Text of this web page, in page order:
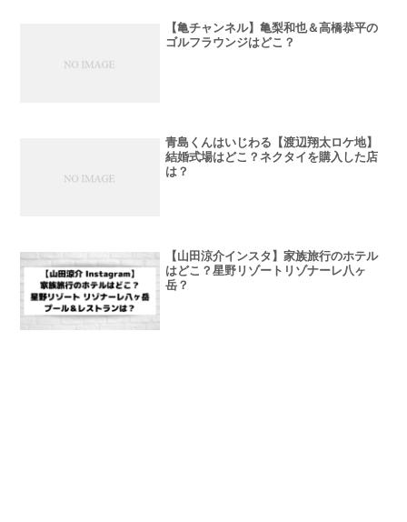
【亀チャンネル】亀梨和也＆高橋恭平の
ゴルフラウンジはどこ？
青島くんはいじわる【渡辺翔太ロケ地】
結婚式場はどこ？ネクタイを購入した店
は？
【山田涼介インスタ】家族旅行のホテル
はどこ？星野リゾートリゾナーレ八ヶ
岳？